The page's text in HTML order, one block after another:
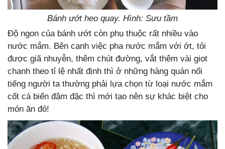
Bánh ướt heo quay. Hình: Sưu tầm
Độ ngon của bánh ướt còn phụ thuộc rất nhiều vào
nước mắm. Bên cạnh việc pha nước mắm với ớt, tỏi
được giã nhuyễn, thêm chút đường, vắt thêm vài giọt
chanh theo tỉ lệ nhất định thì ở những hàng quán nổi
tiếng người ta thường phải lựa chọn từ loại nước mắm
cốt cá biển đậm đặc thì mới tạo nên sự khác biệt cho
món ăn đó!